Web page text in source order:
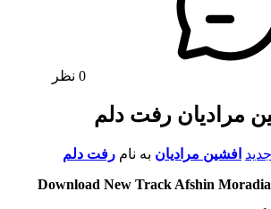
مرادیان رفت دلم
افشین مرادیان به نام رفت دلم
Download New Track Afshin